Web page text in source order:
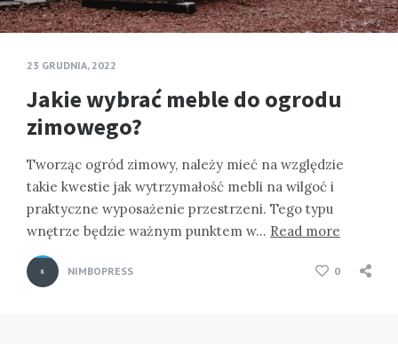
23 GRUDNIA, 2022
Jakie wybrać meble do ogrodu
zimowego?
Tworząc ogród zimowy, należy mieć na względzie
takie kwestie jak wytrzymałość mebli na wilgoć i
praktyczne wyposażenie przestrzeni. Tego typu
wnętrze będzie ważnym punktem w… Read more
NIMBOPRESS 0